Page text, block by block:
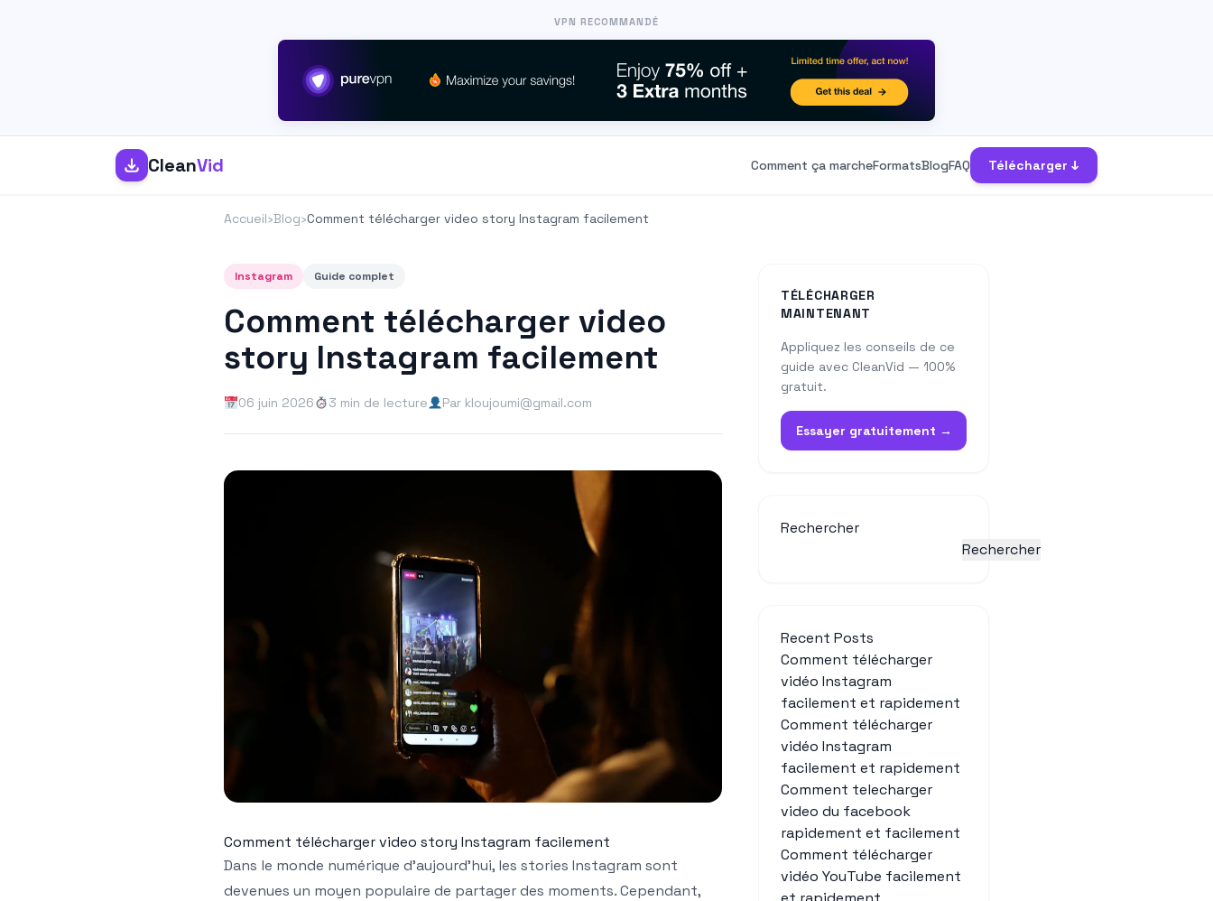
VPN RECOMMANDÉ
CleanVid Comment ça marcheFormatsBlogFAQ Télécharger ↓
Accueil›Blog›Comment télécharger video story Instagram facilement
Instagram Guide complet
Comment télécharger video
story Instagram facilement
06 juin 2026 3 min de lecture Par kloujoumi@gmail.com
Comment télécharger video story Instagram facilement
Dans le monde numérique d’aujourd’hui, les stories Instagram sont
devenues un moyen populaire de partager des moments. Cependant,
TÉLÉCHARGER
MAINTENANT
Appliquez les conseils de ce
guide avec CleanVid — 100%
gratuit.
Essayer gratuitement →
Rechercher
Rechercher
Recent Posts
Comment télécharger
vidéo Instagram
facilement et rapidement
Comment télécharger
vidéo Instagram
facilement et rapidement
Comment telecharger
video du facebook
rapidement et facilement
Comment télécharger
vidéo YouTube facilement